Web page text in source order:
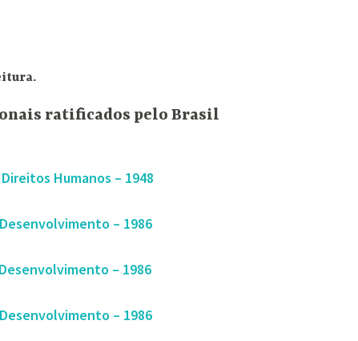
ratificados pelo Brasil
Humanos – 1948
– 1986
– 1986
– 1986